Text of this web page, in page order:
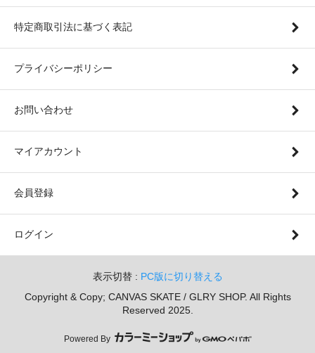
特定商取引法に基づく表記
プライバシーポリシー
お問い合わせ
マイアカウント
会員登録
ログイン
表示切替 : PC版に切り替える
Copyright & Copy; CANVAS SKATE / GLRY SHOP. All Rights
Reserved 2025.
Powered By